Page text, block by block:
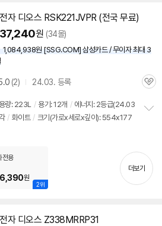
자 디오스 RSK221JVPR (전국 무료)
원 (34몰)
1,084,938원 [SSG.COM] 삼성카드 / 무이자 최대 3
(상
리
뷰
2) 24.03. 등록
관
량: 223L / 용기: 12개 / 에너지: 2등급(24.03
/ 화이트 / 크기(가로x세로x깊이): 554x177
기
2위
전용
원
더보기
자 디오스 Z338MRRP31